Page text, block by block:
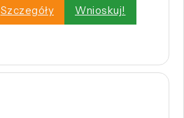
Szczegóły Wnioskuj!